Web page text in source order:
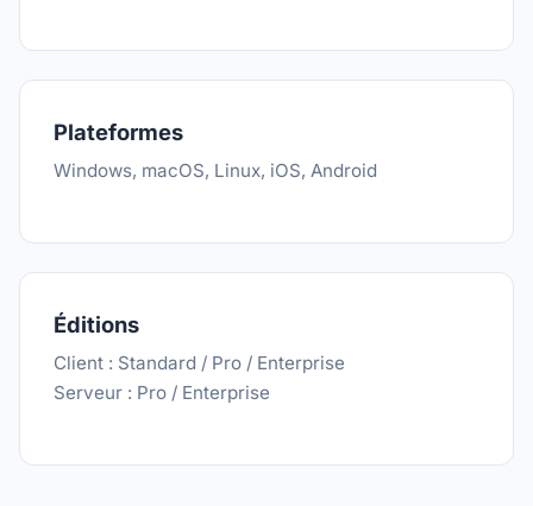
Plateformes
Windows, macOS, Linux, iOS, Android
Éditions
Client : Standard / Pro / Enterprise
Serveur : Pro / Enterprise